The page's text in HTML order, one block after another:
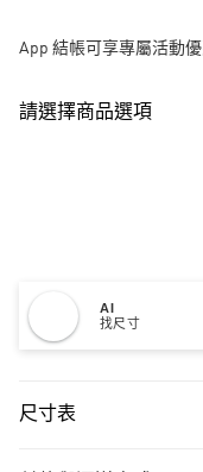
App 結帳可享專屬活動
請選擇商品選項
AI
找尺寸
尺寸表